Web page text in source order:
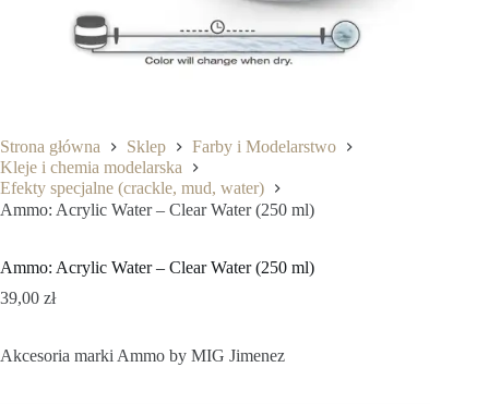
Strona główna Sklep
Farby i Modelarstwo
Kleje i chemia modelarska
Efekty specjalne (crackle, mud, water)
Ammo: Acrylic Water – Clear Water (250 ml)
Ammo: Acrylic Water – Clear Water (250 ml)
39,00 zł
Akcesoria marki Ammo by MIG Jimenez